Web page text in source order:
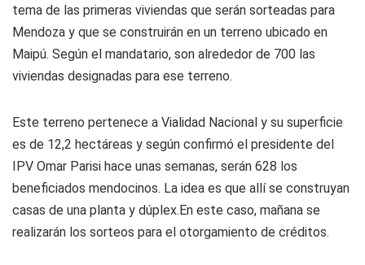
tema de las primeras viviendas que serán sorteadas para
Mendoza y que se construirán en un terreno ubicado en
Maipú. Según el mandatario, son alrededor de 700 las
viviendas designadas para ese terreno.
Este terreno pertenece a Vialidad Nacional y su superficie
es de 12,2 hectáreas y según confirmó el presidente del
IPV Omar Parisi hace unas semanas, serán 628 los
beneficiados mendocinos. La idea es que allí se construyan
casas de una planta y dúplex.En este caso, mañana se
realizarán los sorteos para el otorgamiento de créditos.